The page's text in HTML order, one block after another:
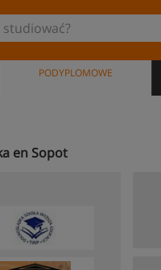
PODYPLOMOWE
en Sopot